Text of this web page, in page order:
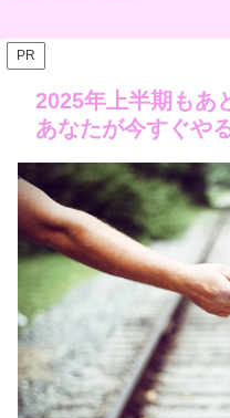
PR
2025年上半期もあ
あなたが今すぐや